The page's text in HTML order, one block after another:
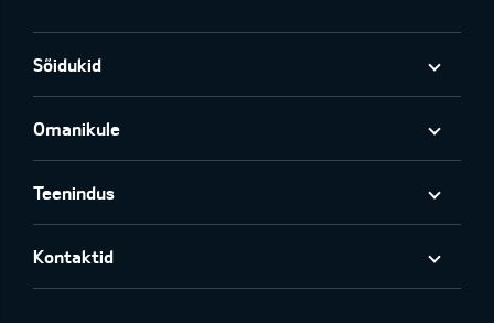
Sõidukid
Omanikule
Teenindus
Kontaktid